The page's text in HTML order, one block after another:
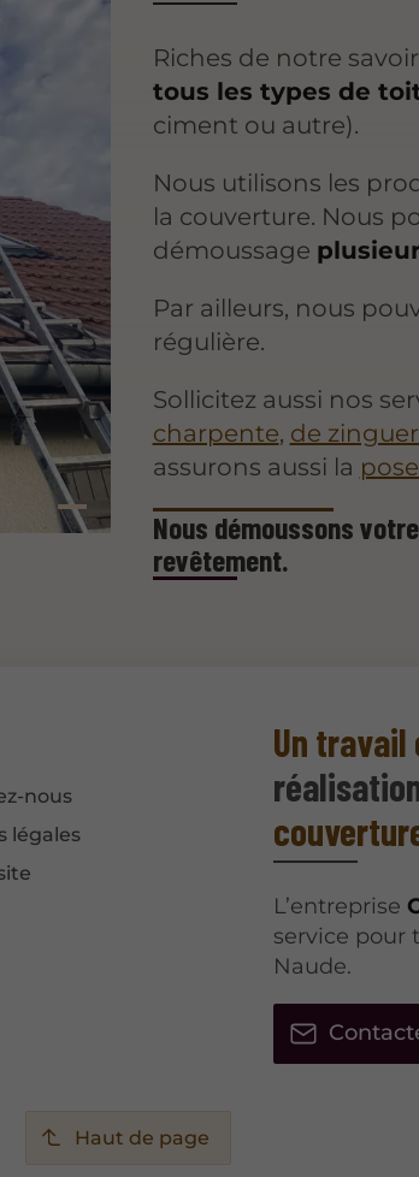
Riches de notre
tous les types de
ciment ou autre).
Nous utilisons les
la couverture. Nous
démoussage
Par ailleurs, nous
régulière.
Sollicitez aussi nos
charpente, de
assurons aussi la
Nous démoussons
revêtement.
nous
légales
Un
L’entreprise
service pour
Naude.
Haut de page